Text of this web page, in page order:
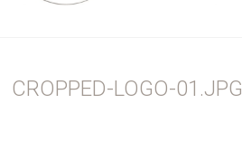
Psychothérapie
CROPPED-LOGO-01.JPG